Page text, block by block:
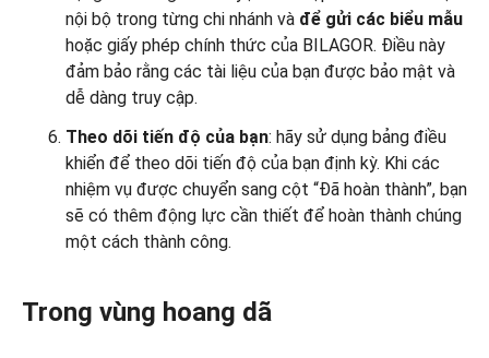
nội bộ trong từng chi nhánh và để gửi các biểu mẫu
hoặc giấy phép chính thức của BILAGOR. Điều này
đảm bảo rằng các tài liệu của bạn được bảo mật và
dễ dàng truy cập.
Theo dõi tiến độ của bạn: hãy sử dụng bảng điều
khiển để theo dõi tiến độ của bạn định kỳ. Khi các
nhiệm vụ được chuyển sang cột “Đã hoàn thành”, bạn
sẽ có thêm động lực cần thiết để hoàn thành chúng
một cách thành công.
Trong vùng hoang dã